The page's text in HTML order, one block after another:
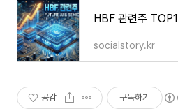
socialstory.kr
공감 구독하기